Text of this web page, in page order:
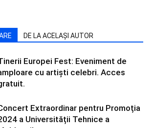
DE LA ACELAȘI AUTOR
Europei Fest: Eveniment de
cu artiști celebri. Acces
Extraordinar pentru Promoția
a Universității Tehnice a